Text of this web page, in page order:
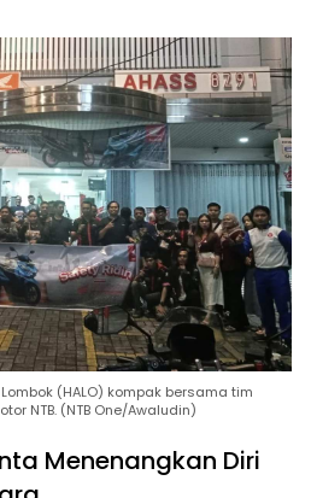
(HALO) kompak bersama tim
NTB. (NTB One/Awaludin)
Menenangkan Diri